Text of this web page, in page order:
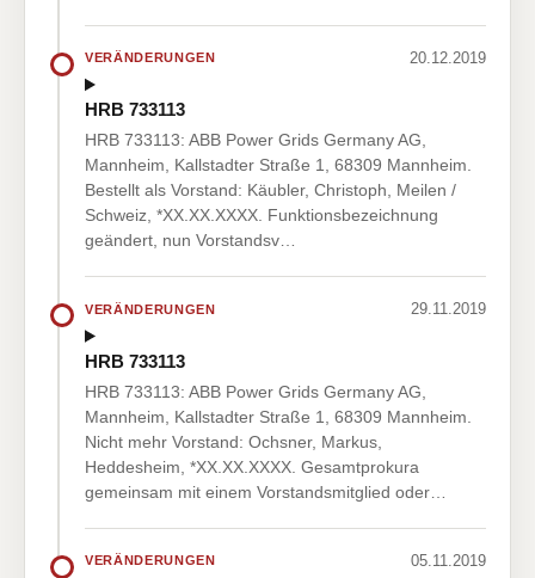
VERÄNDERUNGEN 20.12.2019
HRB 733113
HRB 733113: ABB Power Grids Germany AG,
Mannheim, Kallstadter Straße 1, 68309 Mannheim.
Bestellt als Vorstand: Käubler, Christoph, Meilen /
Schweiz, *XX.XX.XXXX. Funktionsbezeichnung
geändert, nun Vorstandsv…
VERÄNDERUNGEN 29.11.2019
HRB 733113
HRB 733113: ABB Power Grids Germany AG,
Mannheim, Kallstadter Straße 1, 68309 Mannheim.
Nicht mehr Vorstand: Ochsner, Markus,
Heddesheim, *XX.XX.XXXX. Gesamtprokura
gemeinsam mit einem Vorstandsmitglied oder…
VERÄNDERUNGEN 05.11.2019